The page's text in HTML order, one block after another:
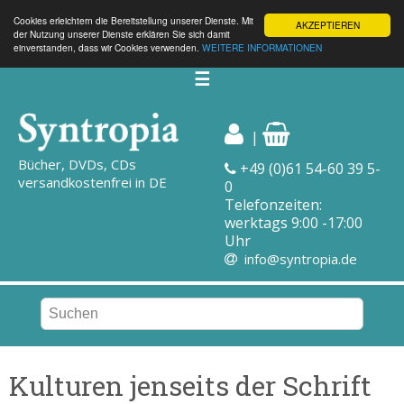
AKZEPTIEREN
Cookies erleichtern die Bereitstellung unserer Dienste. Mit
der Nutzung unserer Dienste erklären Sie sich damit
einverstanden, dass wir Cookies verwenden. WEITERE INFORMATIONEN
☰
Bücher, DVDs, CDs
versandkostenfrei in DE
|
+49 (0)61 54-60 39 5-
0
Telefonzeiten:
werktags 9:00 -17:00
Uhr
info@syntropia.de
Kulturen jenseits der Schrift